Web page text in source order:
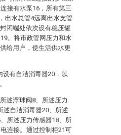
接有水泵16，所有第三
出水总管4远离出水支管
闭端处依次设有稳压罐
。将市政管网压力和水
给用户，使生活供水更
有自洁消毒器20，以
述浮球阀8、所述压力
述自洁消毒器20、所述
所述压力传感器18、所
连接。通过控制柜21可